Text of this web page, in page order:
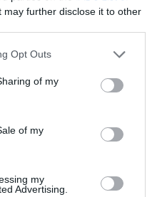
may further disclose it to other
uses one or more Google
behaviour. You may click to
and its third-party tags to
purposes in below Google
Opt Outs
of my
of my
my
Advertising.
Ριτσώνα για τον
που χάθηκε στην